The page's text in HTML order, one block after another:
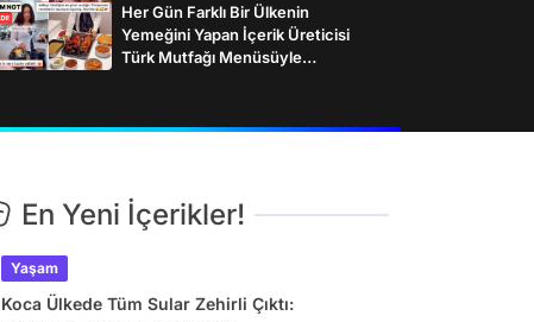
Her Gün Farklı Bir Ülkenin
Yemeğini Yapan İçerik Üreticisi
Türk Mutfağı Menüsüyle
En Yeni İçerikler!
Yaşam
Koca Ülkede Tüm Sular Zehirli Çıktı: